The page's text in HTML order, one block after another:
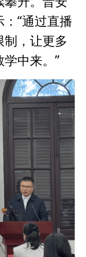
“通过直播
，让更多
中来。”